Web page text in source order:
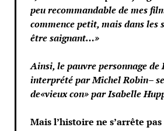
peu recommandable de mes
commence petit, mais dans les
être saignant…»
Ainsi, le pauvre personnage de
interprété par Michel Robin–
de«vieux con» par Isabelle
Mais l’histoire ne s’arrête pas